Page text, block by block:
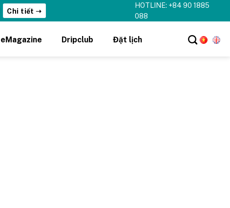
Chi tiết ➝
HOTLINE: +84 90 1885
088
eMagazine Dripclub Đặt lịch